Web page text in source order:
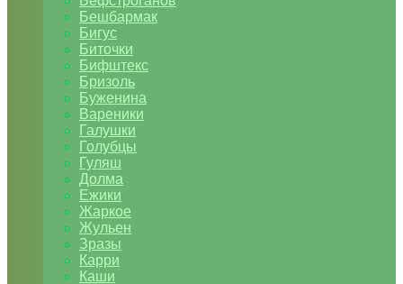
Бешбармак
Бигус
Биточки
Бифштекс
Бризоль
Буженина
Вареники
Галушки
Голубцы
Гуляш
Долма
Ежики
Жаркое
Жульен
Зразы
Карри
Каши